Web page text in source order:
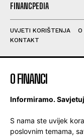
FINANCPEDIA
UVJETI KORIŠTENJA O
KONTAKT
O FINANCI
Informiramo.
S nama ste uvijek
poslovnim temama,